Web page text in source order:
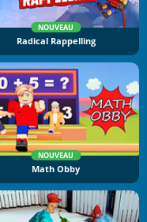
NOUVEAU
Radical Rappelling
NOUVEAU
Math Obby